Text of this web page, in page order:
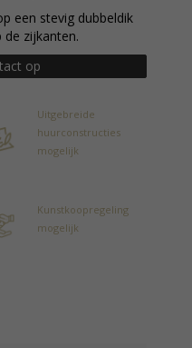
een stevig dubbeldik
zijkanten.
op
Uitgebreide
huurconstructies
mogelijk
Kunstkoopregeling
mogelijk